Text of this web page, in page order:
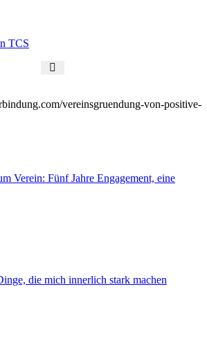
TCS
vereinsgruendung-von-positive-
Verein: Fünf Jahre Engagement, eine
die mich innerlich stark machen